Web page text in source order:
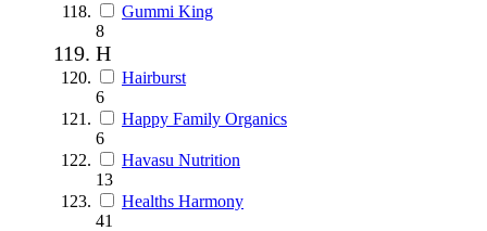
Gummi King
8
H
Hairburst
6
Happy Family Organics
6
Havasu Nutrition
13
Healths Harmony
41